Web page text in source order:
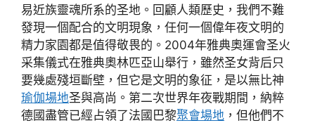
易近族靈魂所系的圣地。回顧人類歷史，我們不難
發現一個配合的文明現象，任何一個偉年夜文明的
精力家園都是值得敬畏的。2004年雅典奧運會圣火
采集儀式在雅典奧林匹亞山舉行，雖然圣女背后只
要幾處殘垣斷壁，但它是文明的象征，是以無比神
瑜伽場地圣與高尚。第二次世界年夜戰期間，納粹
德國盡管已經占領了法國巴黎聚會場地 ，但他們不